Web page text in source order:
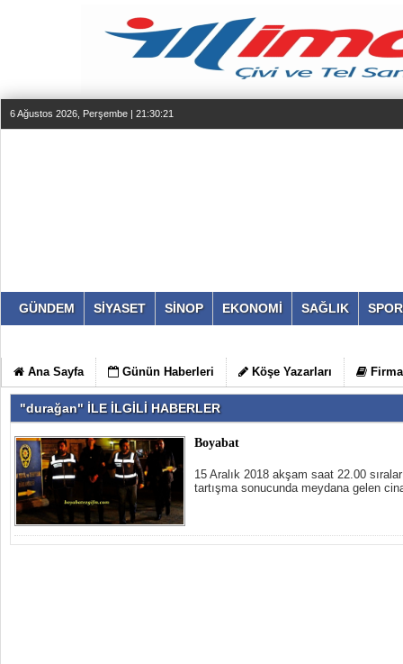
6 Ağustos 2026, Perşembe | 21:30:21
GÜNDEM SİYASET SİNOP EKONOMİ SAĞLIK SPOR
Ana Sayfa Günün Haberleri Köşe Yazarları
"durağan" İLE İLGİLİ HABERLER
Boyabat
15 Aralık 2018 akşam saat 22.00
tartışma sonucunda meydana gelen